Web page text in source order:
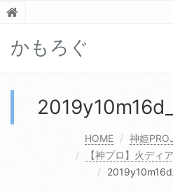
かもろぐ
HOME 神姫
【神プロ】火ディ